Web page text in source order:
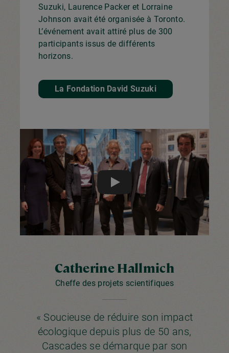
Play
Suzuki, Laurence Packer et Lorraine
Johnson avait été organisée à Toronto.
L’événement avait attiré plus de 300
participants issus de différents
horizons.
La Fondation David Suzuki
Catherine Hallmich
Cheffe des projets scientifiques
« Soucieuse de réduire son impact
écologique depuis plus de 50 ans,
Cascades se démarque par son